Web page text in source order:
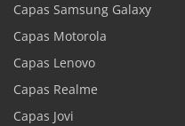
Capas Samsung Galaxy
Capas Motorola
Capas Lenovo
Capas Realme
Capas Jovi